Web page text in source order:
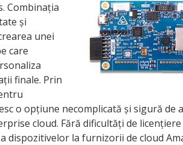
Combinația
și
unei
care
finale. Prin
o opțiune necomplicată și sigură de
cloud. Fără dificultăți de
dispozitivelor la furnizorii de cloud